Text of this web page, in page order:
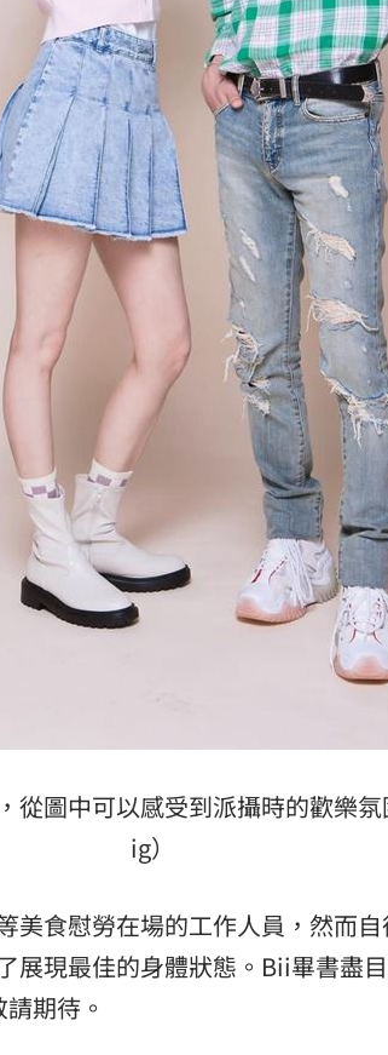
圖中可以感受到派攝時的歡樂
ig）
美食慰勞在場的工作人員，然而自
展現最佳的身體狀態。Bii畢書盡
期待。